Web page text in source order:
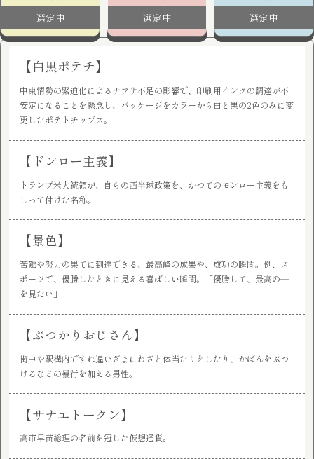
選定中 選定中 選定中
【白黒ポテチ】
中東情勢の緊迫化によるナフサ不足の影響で、印刷用インクの調達が不
安定になることを懸念し、パッケージをカラーから白と黒の2色のみに変
更したポテトチップス。
【ドンロー主義】
トランプ米大統領が、自らの西半球政策を、かつてのモンロー主義をも
じって付けた名称。
【景色】
苦難や努力の果てに到達できる、最高峰の成果や、成功の瞬間。例、ス
ポーツで、優勝したときに見える喜ばしい瞬間。「優勝して、最高の―
を見たい」
【ぶつかりおじさん】
街中や駅構内ですれ違いざまにわざと体当たりをしたり、かばんをぶつ
けるなどの暴行を加える男性。
【サナエトークン】
高市早苗総理の名前を冠した仮想通貨。